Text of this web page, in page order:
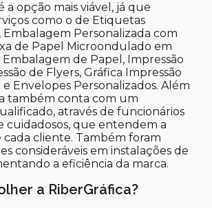
a opção mais viável, já que
como o de Etiquetas
Embalagem Personalizada com
de Papel Microondulado em
Embalagem de Papel, Impressão
de Flyers, Gráfica Impressão
e Envelopes Personalizados. Além
também conta com um
através de funcionários
cuidadosos, que entendem a
cada cliente. Também foram
consideráveis em instalações de
a eficiência da marca.
a RiberGráfica?